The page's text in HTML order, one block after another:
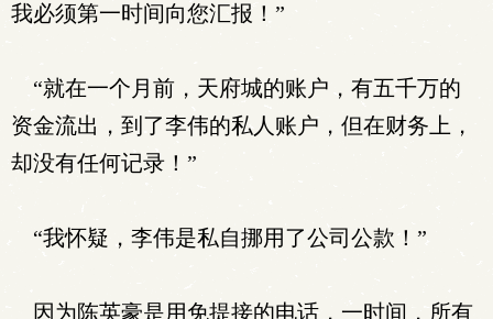
我必须第一时间向您汇报！”
“就在一个月前，天府城的账户，有五千万的
资金流出，到了李伟的私人账户，但在财务上，
却没有任何记录！”
“我怀疑，李伟是私自挪用了公司公款！”
因为陈英豪是用免提接的电话，一时间，所有